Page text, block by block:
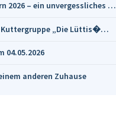
2026 – ein unvergessliches …
Kuttergruppe „Die Lüttis�…
04.05.2026
anderen Zuhause